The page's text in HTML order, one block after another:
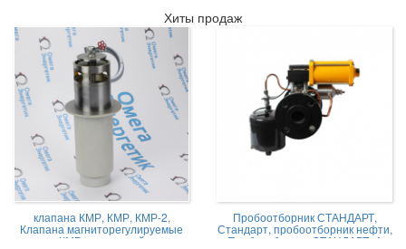
Хиты продаж
клапана КМР, КМР, КМР-2,
Клапана магниторегулируемые
КМР жидкостной
Пробоотборник СТАНДАРТ,
Стандарт, пробоотборник нефти,
Пробоотборник СТАНДАРТ -А